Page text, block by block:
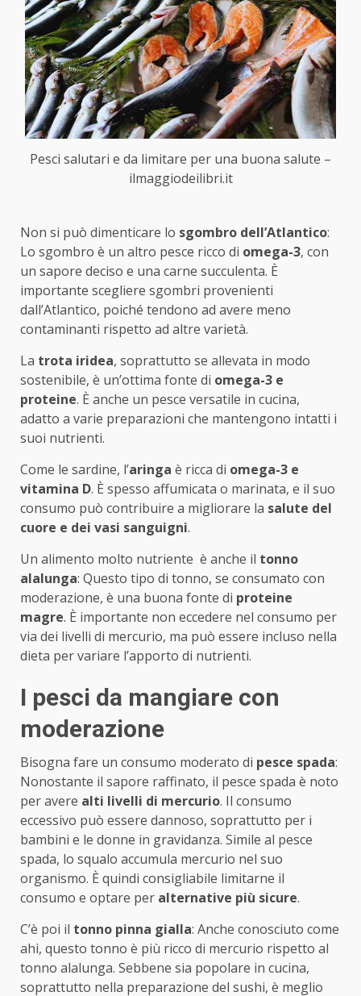
Pesci salutari e da limitare per una buona salute –
ilmaggiodeilibri.it
Non si può dimenticare lo sgombro dell’Atlantico:
Lo sgombro è un altro pesce ricco di omega-3, con
un sapore deciso e una carne succulenta. È
importante scegliere sgombri provenienti
dall’Atlantico, poiché tendono ad avere meno
contaminanti rispetto ad altre varietà.
La trota iridea, soprattutto se allevata in modo
sostenibile, è un’ottima fonte di omega-3 e
proteine. È anche un pesce versatile in cucina,
adatto a varie preparazioni che mantengono intatti i
suoi nutrienti.
Come le sardine, l’aringa è ricca di omega-3 e
vitamina D. È spesso affumicata o marinata, e il suo
consumo può contribuire a migliorare la salute del
cuore e dei vasi sanguigni.
Un alimento molto nutriente è anche il tonno
alalunga: Questo tipo di tonno, se consumato con
moderazione, è una buona fonte di proteine
magre. È importante non eccedere nel consumo per
via dei livelli di mercurio, ma può essere incluso nella
dieta per variare l’apporto di nutrienti.
I pesci da mangiare con
moderazione
Bisogna fare un consumo moderato di pesce spada:
Nonostante il sapore raffinato, il pesce spada è noto
per avere alti livelli di mercurio. Il consumo
eccessivo può essere dannoso, soprattutto per i
bambini e le donne in gravidanza. Simile al pesce
spada, lo squalo accumula mercurio nel suo
organismo. È quindi consigliabile limitarne il
consumo e optare per alternative più sicure.
C’è poi il tonno pinna gialla: Anche conosciuto come
ahi, questo tonno è più ricco di mercurio rispetto al
tonno alalunga. Sebbene sia popolare in cucina,
soprattutto nella preparazione del sushi, è meglio